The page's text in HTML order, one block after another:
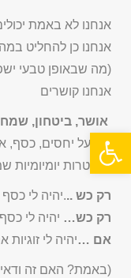
פתח סרגל נגישות
אנחנו לא באמת
אנחנו כן להחליט
(מה שבאופן טבעי
אנחנו קושרים
אושר, ביטחון,
אל ועל יחסים, כסף,
במנטרות יומיומיות
רק כש ...יהיה לי
רק כש… יהיה לי
אם …יהיה לי זוגיות
(באמת? האם זה